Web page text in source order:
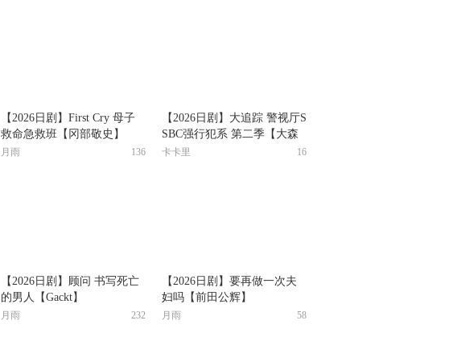
【2026日剧】First Cry 母子
救命急救班【冈部敬史】
136
月雨
【2026日剧】大追踪 警视厅S
SBC强行犯系 第二季【大森
南朋】
16
卡卡里
【2026日剧】顾问 书写死亡
的男人【Gackt】
232
月雨
【2026日剧】要再做一次夫
妇吗【前田公辉】
58
月雨